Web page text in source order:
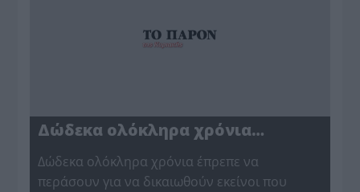
Δώδεκα ολόκληρα χρόνια…
Δώδεκα ολόκληρα χρόνια έπρεπε να
περάσουν για να δικαιωθούν εκείνοι που